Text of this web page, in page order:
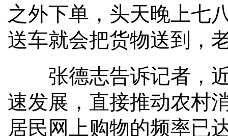
之外下单，头天晚上七
送车就会把货物送到，
张德志告诉记者，近
速发展，直接推动农村
居民网上购物的频率已